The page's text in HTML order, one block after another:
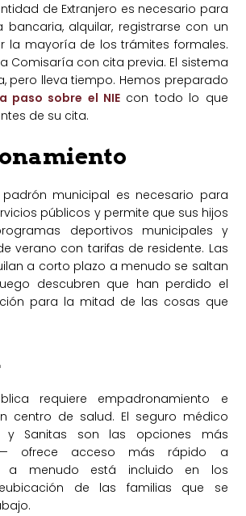
de Extranjero es necesario para
bancaria, alquilar, registrarse con un
la mayoría de los trámites formales.
Comisaría con cita previa. El sistema
pero lleva tiempo. Hemos preparado
paso sobre el NIE con todo lo que
de su cita.
padrón municipal es necesario para
públicos y permite que sus hijos
deportivos municipales y
verano con tarifas de residente. Las
a corto plazo a menudo se saltan
descubren que han perdido el
para la mitad de las cosas que
requiere empadronamiento e
centro de salud. El seguro médico
y Sanitas son las opciones más
ofrece acceso más rápido a
a menudo está incluido en los
de las familias que se